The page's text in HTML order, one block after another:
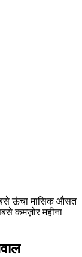
ऊंचा मासिक औसत
कमज़ोर महीना